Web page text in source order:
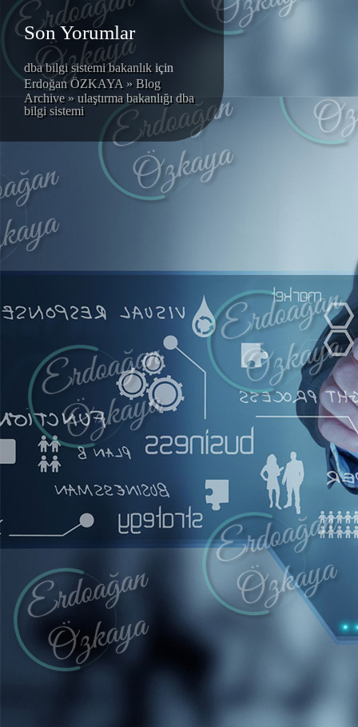
Son Yorumlar
dba bilgi sistemi bakanlıkiçin
Erdoğan ÖZKAYA » Blog
Archive » ulaştırma bakanlığı dba
bilgi sistemi